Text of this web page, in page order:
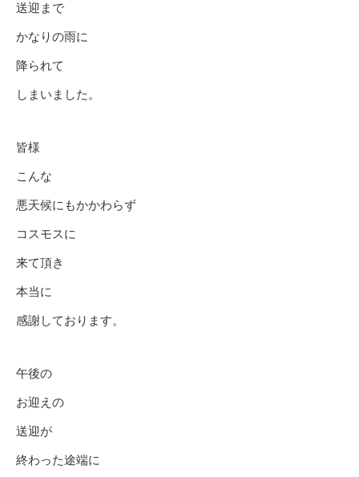
送迎まで
かなりの雨に
降られて
しまいました。
皆様
こんな
悪天候にもかかわらず
コスモスに
来て頂き
本当に
感謝しております。
午後の
お迎えの
送迎が
終わった途端に